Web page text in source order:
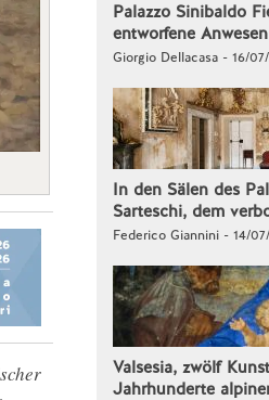
Palazzo Sinibaldo
entworfene
Giorgio Dellacasa - 16/
In den Sälen des
Sarteschi, dem
Federico Giannini - 14/
Valsesia, zwölf
Jahrhunderte